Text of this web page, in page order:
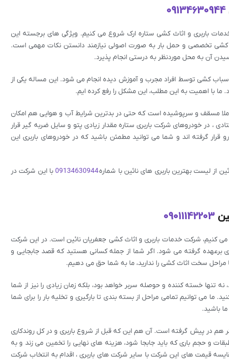
09134630944
خدمات باربری و اثاث کشی ستاره ارک شروع می کنیم. ویژگی های برجسته این
کشی تخصصی و حمل بار به صورت اصولی نیازمند دانستن نکات مهمی است.
آن به محل موردنظر به درستی انجام پذیرد.
کشی توسط افراد مجرب و آموزش دیده انجام می شود. این مساله یکی از
با اهمیت به این مطلب، این مشکل را رفع کرده ایم.
کاملا مسقف و سرپوشیده است که حتی در بدترین شرایط آب و هوایی هم امکان
، در خودروهای شرکت باربری ستاره مقدار زیادی پتو و سایل ضربه گیر قرار
گرفته اند و شما می توانید مطمئن باشید که در خودروهای باربری این
از لیست بهترین باربری های نائین با شماره09134630944با این شرکت در
09011142203
می کنیم، شرکت خدمات باربری و اثاث کشی جعفریان نائین است. در این شرکت
برعهده گرفته می شود. اگر شما از جمله کسانی هستید که قصد جابجایی و
مراحل سخت اثاث کشی را ندارید، ما به شما حق می دهیم.
تنها خسته کننده و حوصله سربر خواهد بود، بلکه زمان زیادی را نیز از شما
ما می توانیم تمامی مراحل از بسته بندی تا بارگیری و تخلیه بار را برای شما
باشید.
هم در پیش گرفته است. آن هم این که قبل از شروع باربری و در کل روندکاری
طبقات و حجم باری که باید جابجا شود، هزینه های نهایی را تخمین می زند و به
قیمت های این شرکت با سایر شرکت های باربری ، اقدام به انتخاب شرکت